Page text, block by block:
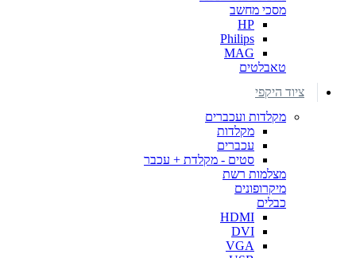
מסכי מחשב
HP
Philips
MAG
טאבלטים
ציוד היקפי
מקלדות ועכברים
מקלדות
עכברים
סטים - מקלדת + עכבר
מצלמות רשת
מיקרופונים
כבלים
HDMI
DVI
VGA